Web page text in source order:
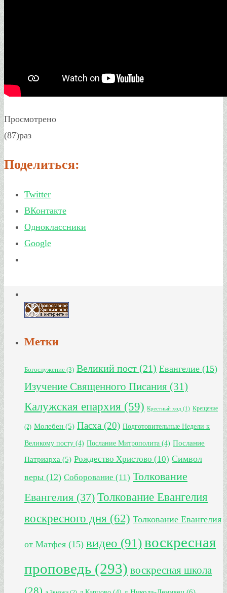
Просмотрено
(87)раз
Поделиться:
Twitter
ВКонтакте
Одноклассники
Google
Метки
Богослужение (3) Великий пост (21) Евангелие (15)
Изучение Священного Писания (31)
Калужская епархия (59) Крестный ход (1) Крещение
(2) Молебен (5) Пасха (20) Подготовительные Недели к
Великому посту (4) Послание Митрополита (4) Послание
Патриарха (5) Рождество Христово (10) Символ
веры (12) Соборование (11) Толкование
Евангелия (37) Толкование Евангелия
воскресного дня (62) Толкование Евангелия
от Матфея (15) видео (91)воскресная
проповедь (293) воскресная школа